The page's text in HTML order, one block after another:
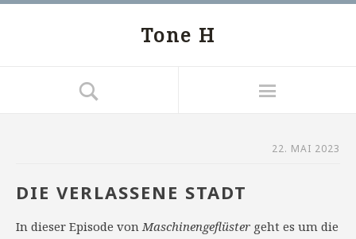
Tone H
22. MAI 2023
DIE VERLASSENE STADT
In dieser Episode vonMaschinengeflüster geht es um die